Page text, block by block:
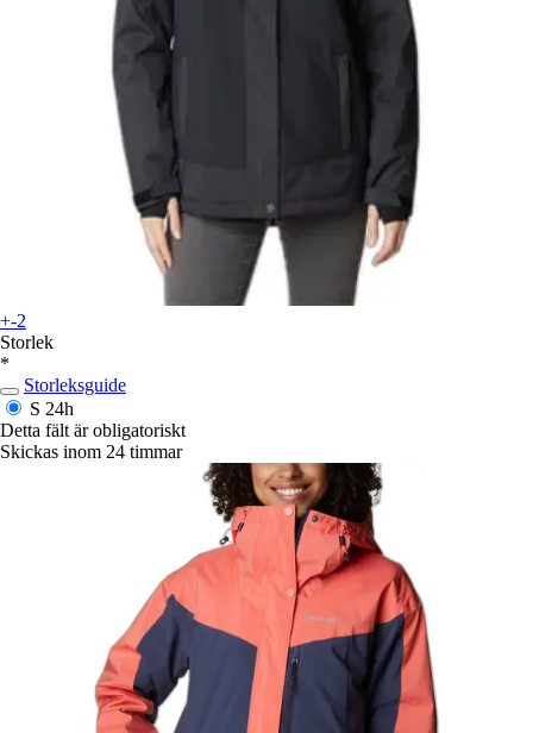
+-2
Storlek
*
Storleksguide
S 24h
Detta fält är obligatoriskt
Skickas inom 24 timmar